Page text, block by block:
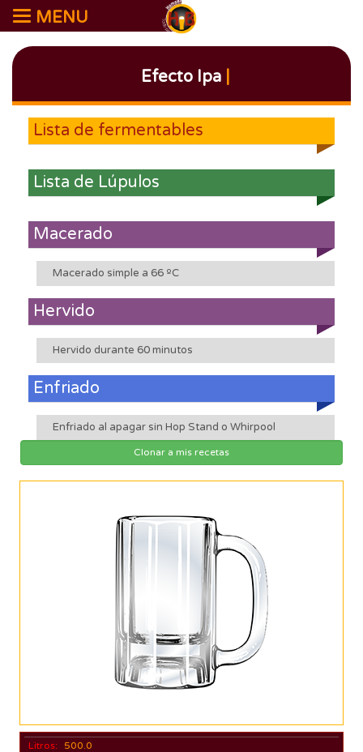
MENU
Efecto Ipa
Lista de fermentables
Lista de Lúpulos
Macerado
Macerado simple a 66 ºC
Hervido
Hervido durante 60 minutos
Enfriado
Enfriado al apagar sin Hop Stand o Whirpool
Clonar a mis recetas
Litros:
500.0